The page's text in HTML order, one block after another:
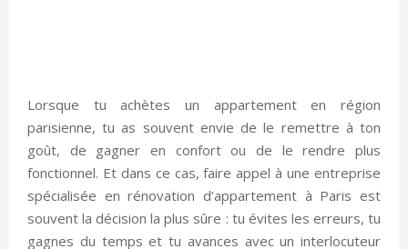
Lorsque tu achètes un appartement en région
parisienne, tu as souvent envie de le remettre à ton
goût, de gagner en confort ou de le rendre plus
fonctionnel. Et dans ce cas, faire appel à une entreprise
spécialisée en rénovation d’appartement à Paris est
souvent la décision la plus sûre : tu évites les erreurs, tu
gagnes du temps et tu avances avec un interlocuteur